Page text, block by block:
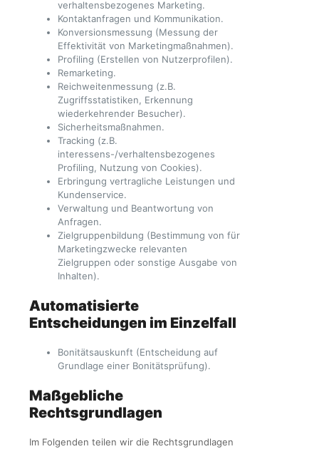
verhaltensbezogenes Marketing.
Kontaktanfragen und Kommunikation.
Konversionsmessung (Messung der
Effektivität von Marketingmaßnahmen).
Profiling (Erstellen von Nutzerprofilen).
Remarketing.
Reichweitenmessung (z.B.
Zugriffsstatistiken, Erkennung
wiederkehrender Besucher).
Sicherheitsmaßnahmen.
Tracking (z.B.
interessens-/verhaltensbezogenes
Profiling, Nutzung von Cookies).
Erbringung vertragliche Leistungen und
Kundenservice.
Verwaltung und Beantwortung von
Anfragen.
Zielgruppenbildung (Bestimmung von für
Marketingzwecke relevanten
Zielgruppen oder sonstige Ausgabe von
Inhalten).
Automatisierte
Entscheidungen im Einzelfall
Bonitätsauskunft (Entscheidung auf
Grundlage einer Bonitätsprüfung).
Maßgebliche
Rechtsgrundlagen
Im Folgenden teilen wir die Rechtsgrundlagen